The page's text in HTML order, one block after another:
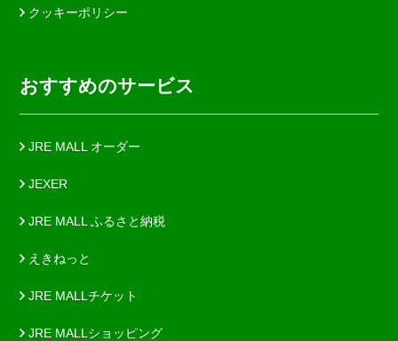
クッキーポリシー
おすすめのサービス
JRE MALL オーダー
JEXER
JRE MALL ふるさと納税
えきねっと
JRE MALLチケット
JRE MALLショッピング